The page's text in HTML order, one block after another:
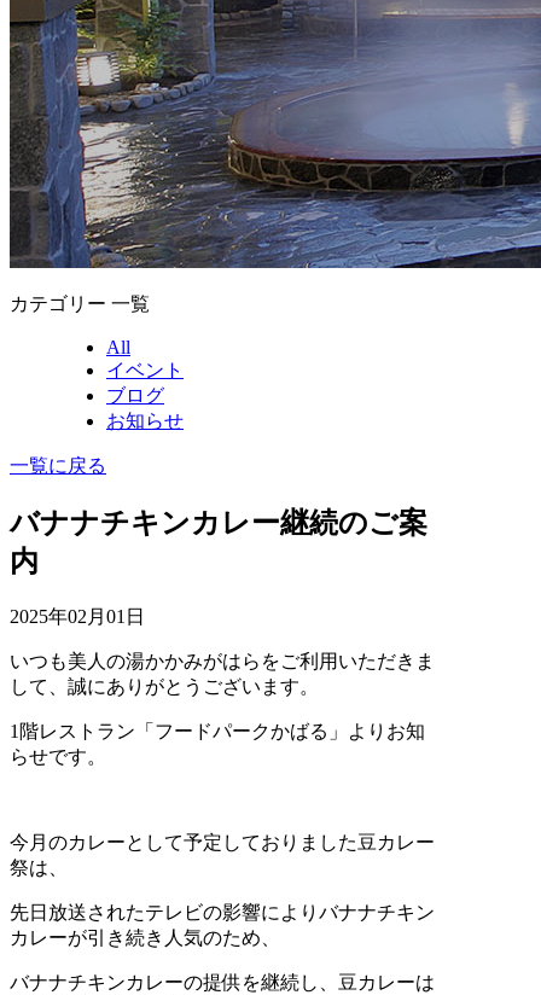
カテゴリー 一覧
All
イベント
ブログ
お知らせ
一覧に戻る
バナナチキンカレー継続のご案
内
2025年02月01日
いつも美人の湯かかみがはらをご利用いただきま
して、誠にありがとうございます。
1階レストラン「フードパークかばる」よりお知
らせです。
今月のカレーとして予定しておりました豆カレー
祭は、
先日放送されたテレビの影響によりバナナチキン
カレーが引き続き人気のため、
バナナチキンカレーの提供を継続し、豆カレーは